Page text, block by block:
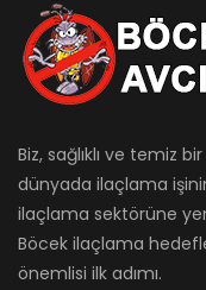
Biz, sağlıklı ve temiz
dünyada ilaçlama
ilaçlama sektörüne
Böcek ilaçlama
önemlisi ilk adımı.